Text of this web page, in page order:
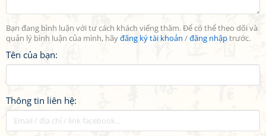
Bạn đang bình luận với tư cách khách viếng thăm. Để có thể theo dõi và
quản lý bình luận của mình, hãyđăng ký tài khoản /đăng nhậptrước.
Tên của bạn:
Thông tin liên hệ: